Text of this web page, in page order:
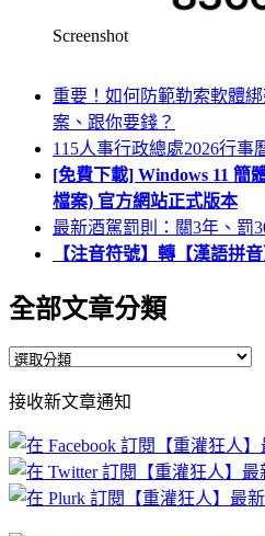
Screenshot
重要！如何防範勒索軟體
案、跟你要錢？
115人事行政總處2026行事
[免費下載] Windows 11 簡
檔案) 官方網站正式版本
最新酒駕罰則：關3年、罰
【注音符號】轉【漢語拼
全部文章分類
全
文
章
分
類
接收新文章通知